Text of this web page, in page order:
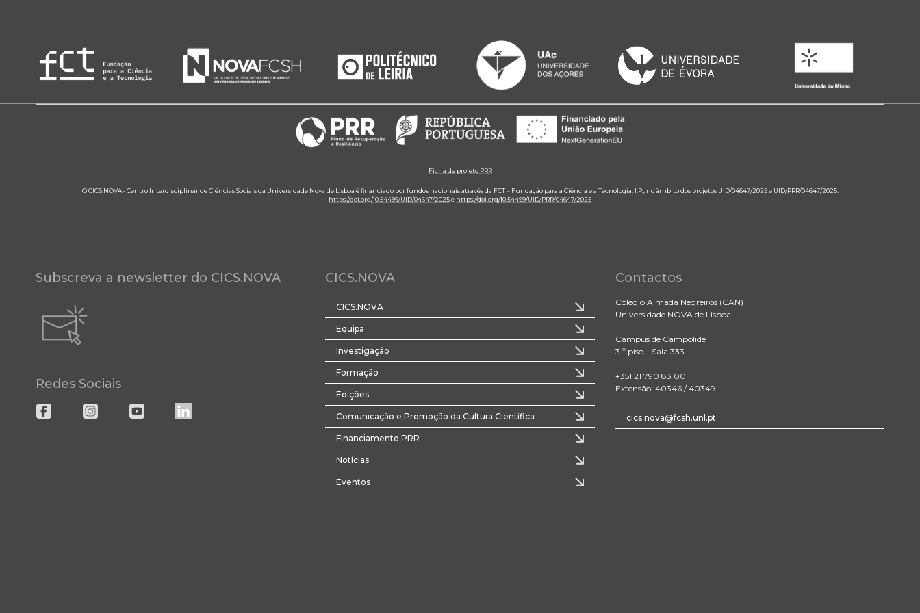
Ficha de projeto PRR
O CICS.NOVA - Centro Interdisciplinar de Ciências Sociais da Universidade Nova de Lisboa é financiado por fundos nacionais através da FCT – Fundação para a Ciência e a Tecnologia, I.P., no âmbito dos projetos UID/04647/2025 e UID/PRR/04647/2025.
https://doi.org/10.54499/UID/04647/2025e https://doi.org/10.54499/UID/PRR/04647/2025
Subscreva a newsletter do CICS.NOVA
Redes Sociais
CICS.NOVA
CICS.NOVA
Equipa
Investigação
Formação
Edições
Comunicação e Promoção da Cultura Científica
Financiamento PRR
Notícias
Eventos
Contactos
Colégio Almada Negreiros (CAN)
Universidade NOVA de Lisboa
Campus de Campolide
3.º piso – Sala 333
+351 21 790 83 00
Extensão: 40346 / 40349
cics.nova@fcsh.unl.pt